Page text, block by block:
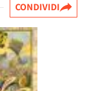
CONDIVIDI